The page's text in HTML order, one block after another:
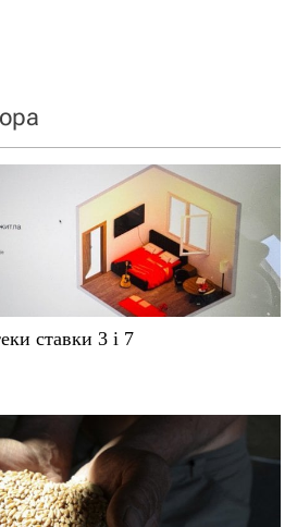
ставки 3 і 7